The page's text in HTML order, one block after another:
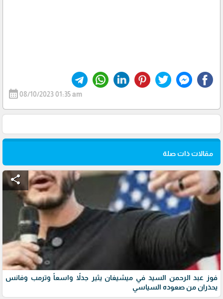
calendar_month08/10/2023 01:35 am
مقالات ذات صلة
share
فوز عبد الرحمن السيد في ميشيغان يثير جدلاً واسعاً وترمب وفانس
يحذران من صعوده السياسي